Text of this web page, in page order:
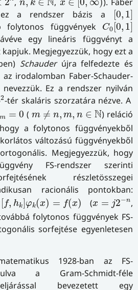
n k x
ez a rendszer bázis a
[0, 1]
[0,1]
folytonos függvények C0 0, 1
C0 [0,1]
egy lineáris függvényt a
Megjegyezzük, hogy ezt a
Schauderújra felfedezte és
irodalomban Faber-Schauder-
Ez a rendszer nyilván
2-tér skaláris szorzatára nézve. A
= 0
=0
( m ≠ n, m, n ∈ N
m n ,m,n ∈N
) reláció
a folytonos függvényekből
változású függvényekből
Megjegyezzük, hogy
FS-rendszer szerinti
részletösszegei
racionális pontokban:
f, hk φk(x) = f(x)
n−1[f,h k]φk(x)=f(x
(x = j2−n
x=j2−n
,
folytonos függvények FS-
sorfejtése egyenletesen
1928-ban az FS-
a Gram-Schmidt-féle
bevezetett egy